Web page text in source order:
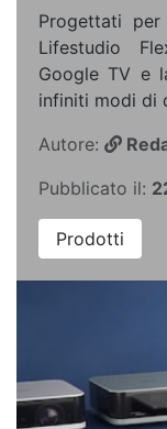
Progettati
Lifestudio
Google TV e
infiniti modi di
Autore:
Pubblicato il:
Prodotti